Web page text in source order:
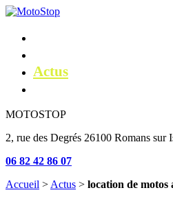
Aller
contenu
Actus
MOTOSTOP
2, rue des Degrés 26100 Romans sur
06 82 42 86 07
Accueil > Actus > location de motos